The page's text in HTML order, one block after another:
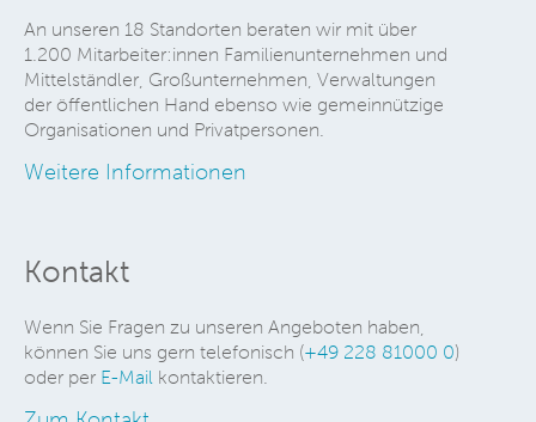
An unseren 18 Standorten beraten wir mit über
1.200 Mitarbeiter:innen Familienunternehmen und
Mittelständler, Großunternehmen, Verwaltungen
der öffentlichen Hand ebenso wie gemeinnützige
Organisationen und Privatpersonen.
Weitere Informationen
Kontakt
Wenn Sie Fragen zu unseren Angeboten haben,
können Sie uns gern telefonisch (+49 228 81000 0)
oder per E-Mail kontaktieren.